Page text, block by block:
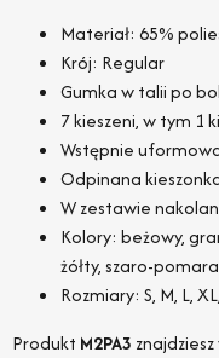
Materiał: 65%
Krój: Regular
Gumka w talii po
7 kieszeni, w tym 1
Wstępnie
Odpinana
W zestawie
Kolory: beżowy,
żółty, szaro-
Rozmiary: S, M, L,
Produkt M2PA3